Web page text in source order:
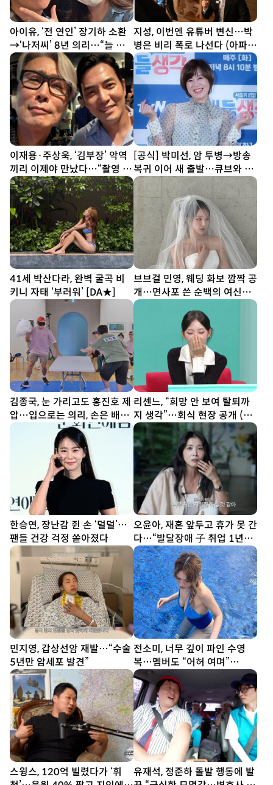
아이유, ‘전 연인’ 장기하 소환
→‘나저씨’ 8년 의리…“늘 든
든” [SD톡톡]
지성, 이번엔 유튜버 변신…박
병은 비리 폭로 나선다 (아파
트)
이재용·주상욱, ‘김부장’ 악역
끼리 이제야 만났다…“촬영 땐
한 번도 못 봐” [SD셀픽]
[공식] 박미선, 암 투병→방송
복귀 이어 새 출발…큐브와 6
년 동행 끝
41세 박산다라, 완벽 굴곡 비
키니 자태 ‘부러워’ [DA★]
브브걸 민영, 웨딩 화보 깜짝 공
개…면사포 쓴 순백의 여신
[DA★]
김종국, 눈 가리고도 홍진호 제
압…입으로는 의리, 손은 배신
(런닝맨)
리센느, “희망 안 보여 탈퇴까
지 생각”…회식 현장 공개 (전
참시)
한승연, 장난감 쥔 손 ‘덜덜’…
팬들 건강 걱정 쏟아졌다
오윤아, 재혼 앞두고 휴가 못 간
다…“발달장애 子 취업 1년
차” [SD톡톡]
민지영, 갑상선암 재발…“수술
5년만 암세포 발견”
전소미, 너무 깊이 파인 수영
복…멤버도 “어허 여며”
[DA★]
스윙스, 120억 빌렸다가 ‘휘
유재석, 정준하 돌발 행동에 발